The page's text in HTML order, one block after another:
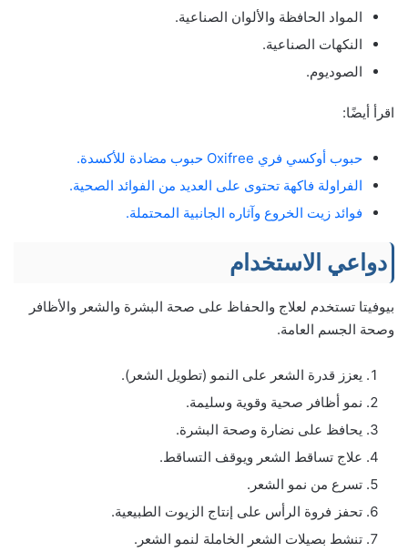
المواد الحافظة والألوان الصناعية.
النكهات الصناعية.
الصوديوم.
اقرأ أيضًا:
حبوب أوكسي فري Oxifree حبوب مضادة للأكسدة.
الفراولة فاكهة تحتوى على العديد من الفوائد الصحية.
فوائد زيت الخروع وآثاره الجانبية المحتملة.
دواعي الاستخدام
بيوفيتا تستخدم لعلاج والحفاظ على صحة البشرة والشعر والأظافر
وصحة الجسم العامة.
يعزز قدرة الشعر على النمو (تطويل الشعر).
نمو أظافر صحية وقوية وسليمة.
يحافظ على نضارة وصحة البشرة.
علاج تساقط الشعر ويوقف التساقط.
تسرع من نمو الشعر.
تحفز فروة الرأس على إنتاج الزيوت الطبيعية.
تنشط بصيلات الشعر الخاملة لنمو الشعر.